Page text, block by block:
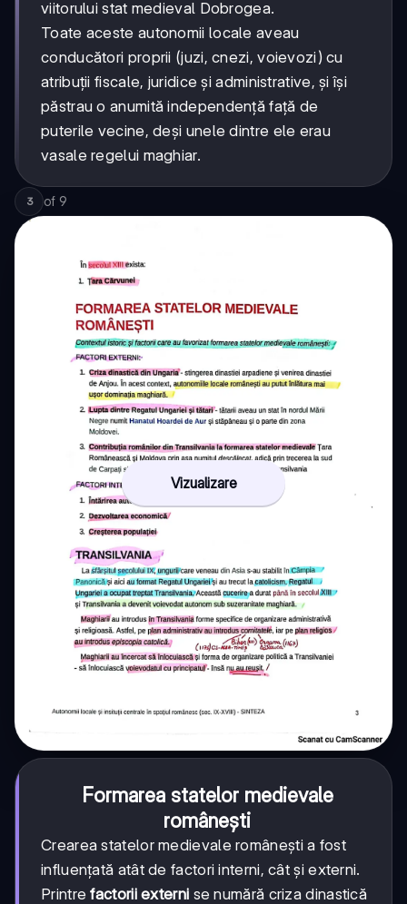
viitorului stat medieval Dobrogea.
Toate aceste autonomii locale aveau
conducători proprii (juzi, cnezi, voievozi) cu
atribuții fiscale, juridice și administrative, și își
păstrau o anumită independență față de
puterile vecine, deși unele dintre ele erau
vasale regelui maghiar.
3 of 9
Vizualizare
Formarea statelor medievale
românești
Crearea statelor medievale românești a fost
influențată atât de factori interni, cât și externi.
Printrefactorii externi se numără criza dinastică